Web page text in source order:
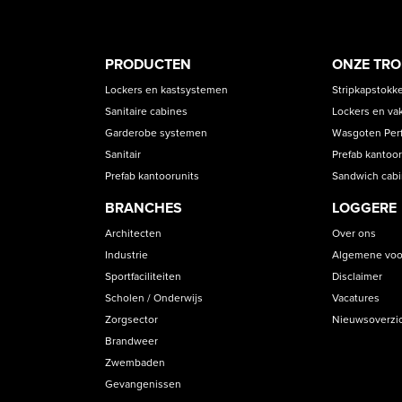
PRODUCT
CATEGORIES
PRODUCTEN
Lockers en kastsystemen
Sanitaire cabines
Garderobe systemen
Sanitair
Prefab kantoorunits
BRANCHES
Architecten
Industrie
Sportfaciliteiten
Scholen / Onderwijs
Zorgsector
Brandweer
Zwembaden
Gevangenissen
ONZE
Lockers en
Wasgoten
Prefab
Sandwich
LOGGERE
Over ons
Algemene
Disclaimer
Vacatures